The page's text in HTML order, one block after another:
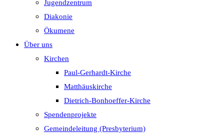
Jugendzentrum
Diakonie
Ökumene
Über uns
Kirchen
Paul-Gerhardt-Kirche
Matthäuskirche
Dietrich-Bonhoeffer-Kirche
Spendenprojekte
Gemeindeleitung (Presbyterium)